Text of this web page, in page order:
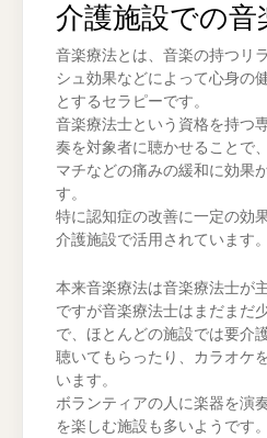
介護施設での
音楽療法とは、音楽の持つリ
シュ効果などによって心身の
とするセラピーです。
音楽療法士という資格を持つ
奏を対象者に聴かせることで
マチなどの痛みの緩和に効果
す。
特に認知症の改善に一定の効
介護施設で活用されています。
本来音楽療法は音楽療法士が
ですが音楽療法士はまだまだ
で、ほとんどの施設では要介
聴いてもらったり、カラオケ
います。
ボランティアの人に楽器を演
を楽しむ施設も多いようです。